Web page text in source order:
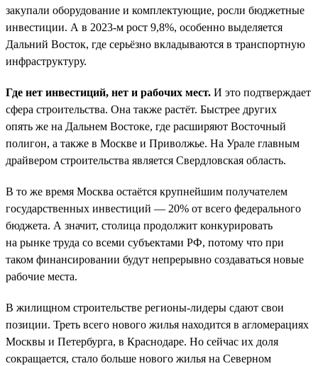
закупали оборудование и комплектующие, росли бюджетные
инвестиции. А в 2023-м рост 9,8%, особенно выделяется
Дальний Восток, где серьёзно вкладываются в транспортную
инфраструктуру.
Где нет инвестиций, нет и рабочих мест. И это подтверждает
сфера строительства. Она также растёт. Быстрее других
опять же на Дальнем Востоке, где расширяют Восточный
полигон, а также в Москве и Приволжье. На Урале главным
драйвером строительства является Свердловская область.
В то же время Москва остаётся крупнейшим получателем
государственных инвестиций — 20% от всего федерального
бюджета. А значит, столица продолжит конкурировать
на рынке труда со всеми субъектами РФ, потому что при
таком финансировании будут непрерывно создаваться новые
рабочие места.
В жилищном строительстве регионы-лидеры сдают свои
позиции. Треть всего нового жилья находится в агломерациях
Москвы и Петербурга, в Краснодаре. Но сейчас их доля
сокращается, стало больше нового жилья на Северном